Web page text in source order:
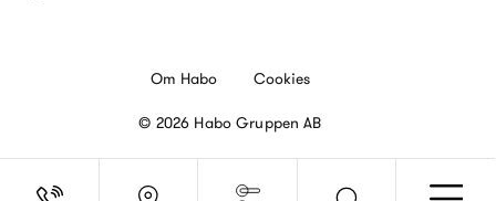
© 2026 Habo Gruppen AB
Om Habo Cookies